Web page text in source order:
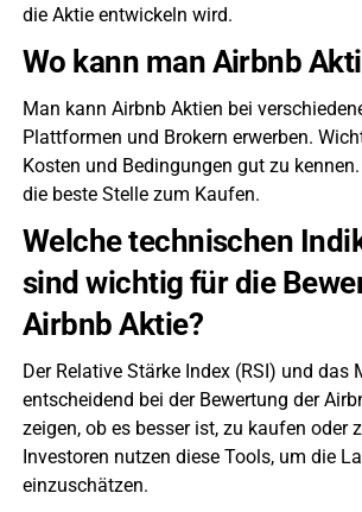
die Aktie entwickeln wird.
Wo kann man Airbnb
Man kann Airbnb Aktien bei
Plattformen und Brokern erwerben.
Kosten und Bedingungen gut zu
die beste Stelle zum Kaufen.
Welche technischen
sind wichtig für die
Airbnb Aktie?
Der Relative Stärke Index (RSI) und das
entscheidend bei der Bewertung der
zeigen, ob es besser ist, zu kaufen oder
Investoren nutzen diese Tools, um die
einzuschätzen.